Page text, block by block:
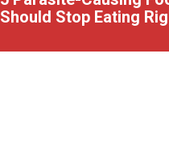
Should Stop Eating